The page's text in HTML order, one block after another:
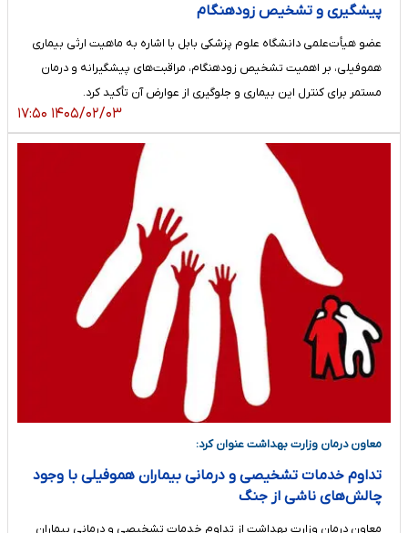
پیشگیری و تشخیص زودهنگام
عضو هیأت‌علمی دانشگاه علوم پزشکی بابل با اشاره به ماهیت ارثی بیماری
هموفیلی، بر اهمیت تشخیص زودهنگام، مراقبت‌های پیشگیرانه و درمان
مستمر برای کنترل این بیماری و جلوگیری از عوارض آن تأکید کرد.
۱۴۰۵/۰۲/۰۳ ۱۷:۵۰
معاون درمان وزارت بهداشت عنوان کرد:
تداوم خدمات تشخیصی و درمانی بیماران هموفیلی با وجود
چالش‌های ناشی از جنگ
معاون درمان وزارت بهداشت از تداوم خدمات تشخیصی و درمانی بیماران